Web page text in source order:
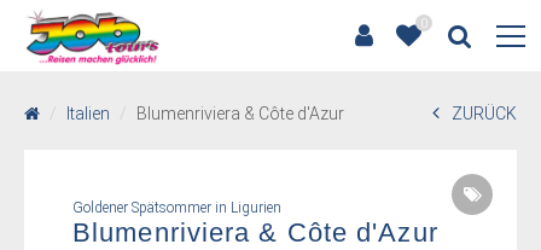
0
Italien Blumenriviera & Côte d'Azur ZURÜCK
Goldener Spätsommer in Ligurien
Blumenriviera & Côte d'Azur